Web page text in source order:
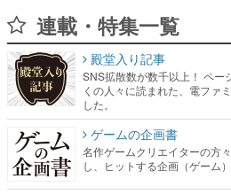
連載・特集一覧
殿堂入り記事
SNS拡散数が数千以上！ ペー
くの人々に読まれた、電ファ
した。
ゲームの企画書
名作ゲームクリエイターの方
し、ヒットする企画（ゲーム